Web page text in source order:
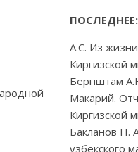
ПОСЛЕДНЕЕ:
А.С. Из
Киргизской
Бернштам
Макарий.
Киргизской
Бакланов Н.
узбекского